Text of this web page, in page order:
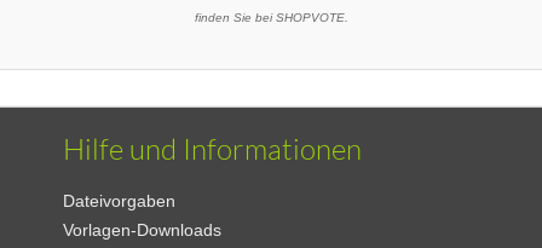
finden Sie bei SHOPVOTE.
Hilfe und Informationen
Dateivorgaben
Vorlagen-Downloads